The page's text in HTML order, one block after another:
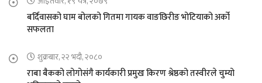
बर्दिवासको घाम बोलको गितमा गायक वाङछिरीङ भोटियाको अर्को
सफलता
शुक्रबार, २२ भदौ, २०८०
राबा बैकको लोगोसंगै कार्यकारी प्रमुख किरण श्रेष्ठको तस्वीरले चुम्यो